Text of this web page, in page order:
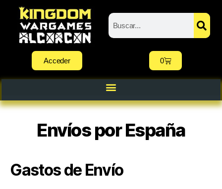
Acceder 0
Envíos por España
Gastos de Envío